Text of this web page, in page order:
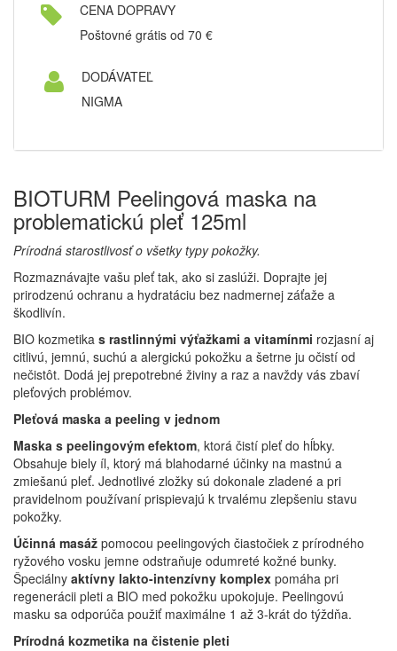
CENA DOPRAVY
Poštovné grátis od 70 €
DODÁVATEĽ
NIGMA
BIOTURM Peelingová maska na
problematickú pleť 125ml
Prírodná starostlivosť o všetky typy pokožky.
Rozmaznávajte vašu pleť tak, ako si zaslúži. Doprajte jej
prirodzenú ochranu a hydratáciu bez nadmernej záťaže a
škodlivín.
BIO kozmetika s rastlinnými výťažkami a vitamínmi rozjasní aj
citlivú, jemnú, suchú a alergickú pokožku a šetrne ju očistí od
nečistôt. Dodá jej prepotrebné živiny a raz a navždy vás zbaví
pleťových problémov.
Pleťová maska a peeling v jednom
Maska s peelingovým efektom, ktorá čistí pleť do hĺbky.
Obsahuje biely íl, ktorý má blahodarné účinky na mastnú a
zmiešanú pleť. Jednotlivé zložky sú dokonale zladené a pri
pravidelnom používaní prispievajú k trvalému zlepšeniu stavu
pokožky.
Účinná masáž pomocou peelingových čiastočiek z prírodného
ryžového vosku jemne odstraňuje odumreté kožné bunky.
Špeciálny aktívny lakto-intenzívny komplex pomáha pri
regenerácii pleti a BIO med pokožku upokojuje. Peelingovú
masku sa odporúča použiť maximálne 1 až 3-krát do týždňa.
Prírodná kozmetika na čistenie pleti